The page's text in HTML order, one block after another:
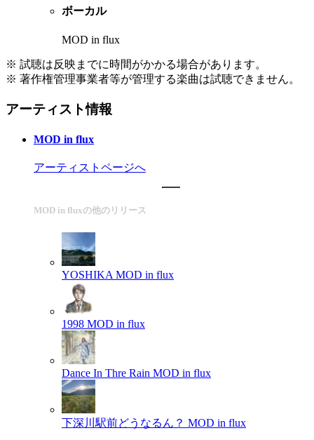
ボーカル
MOD in flux
※ 試聴は反映までに時間がかかる場合があります。
※ 著作権管理事業者等が管理する楽曲は試聴できません。
アーティスト情報
MOD in flux
アーティストページへ
MOD in fluxの他のリリース
YOSHIKA MOD in flux
1998 MOD in flux
Dance In Thre Rain MOD in flux
下深川駅前どうなるん？ MOD in flux